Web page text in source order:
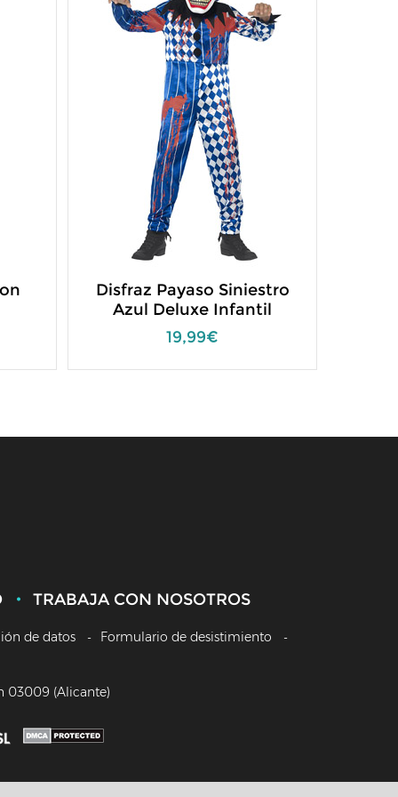
Disfraz Payaso Siniestro
Azul Deluxe Infantil
19,99€
TRABAJA CON NOSOTROS
de datos Formulario de desistimiento
03009 (Alicante)